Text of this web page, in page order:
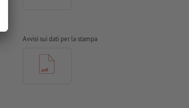
Avvisi sui dati per la stampa